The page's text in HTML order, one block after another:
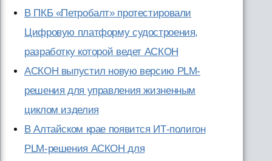
В ПКБ «Петробалт» протестировали
Цифровую платформу судостроения,
разработку которой ведет АСКОН
АСКОН выпустил новую версию PLM-
решения для управления жизненным
циклом изделия
В Алтайском крае появится ИТ-полигон
PLM-решения АСКОН для